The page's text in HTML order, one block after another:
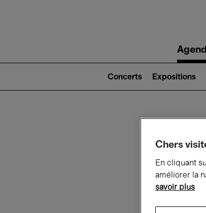
navigation
2)
Concerts Expositions
Chers
En cliquant
améliorer la
savoir plus